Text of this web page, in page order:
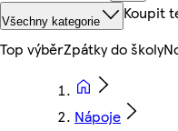
Všechny kategorie Koupit
Top výběrZpátky do školy
Nápoje